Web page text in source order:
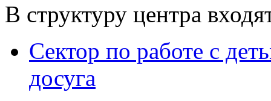
В структуру центра
Сектор по работе с
досуга